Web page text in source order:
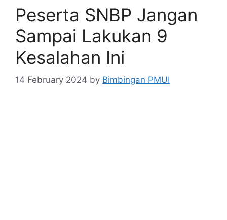
Peserta SNBP Jangan
Sampai Lakukan 9
Kesalahan Ini
14 February 2024 by Bimbingan PMUI